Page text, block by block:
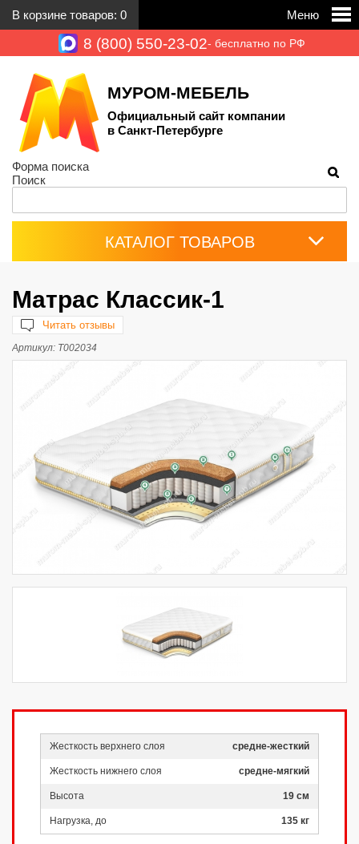
В корзине товаров: 0 Меню
8 (800) 550-23-02- бесплатно по РФ
МУРОМ-МЕБЕЛЬ
Официальный сайт компании
в Санкт-Петербурге
Форма поиска
Поиск
КАТАЛОГ ТОВАРОВ
Матрас Классик-1
Читать отзывы
Артикул: Т002034
Жесткость верхнего слоя средне-жесткий
Жесткость нижнего слоя средне-мягкий
Высота 19 см
Нагрузка, до 135 кг